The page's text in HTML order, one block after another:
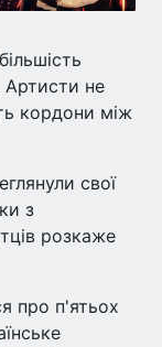
Артисти не
кордони між
свої
з
розкаже
про п'ятьох